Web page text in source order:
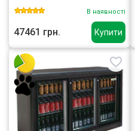
Купити
В наявності
47461 грн.